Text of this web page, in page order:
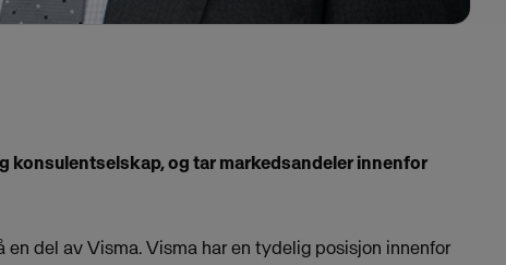
og tar markedsandeler innenfor
del av Visma. Visma har en tydelig posisjon innenfor